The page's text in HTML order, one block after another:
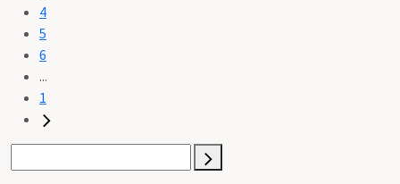
4
5
6
...
1